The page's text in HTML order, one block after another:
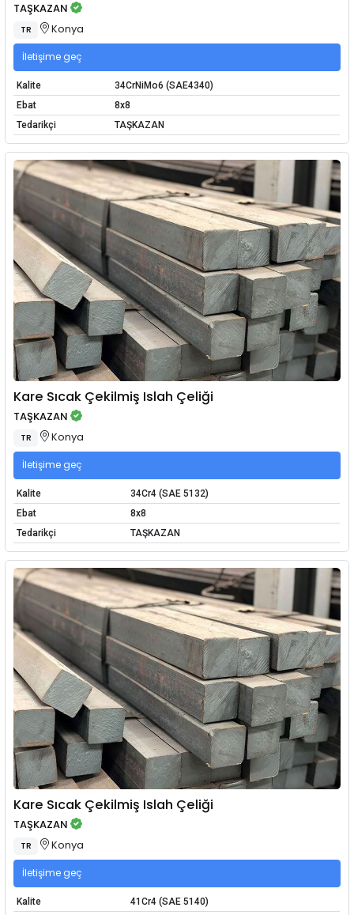
TAŞKAZAN
TR Konya
İletişime geç
Kalite
34CrNiMo6 (SAE4340)
Ebat
8x8
Tedarikçi
TAŞKAZAN
Kare Sıcak Çekilmiş Islah Çeliği
TAŞKAZAN
TR Konya
İletişime geç
Kalite
34Cr4 (SAE 5132)
Ebat
8x8
Tedarikçi
TAŞKAZAN
Kare Sıcak Çekilmiş Islah Çeliği
TAŞKAZAN
TR Konya
İletişime geç
Kalite 41Cr4 (SAE 5140)